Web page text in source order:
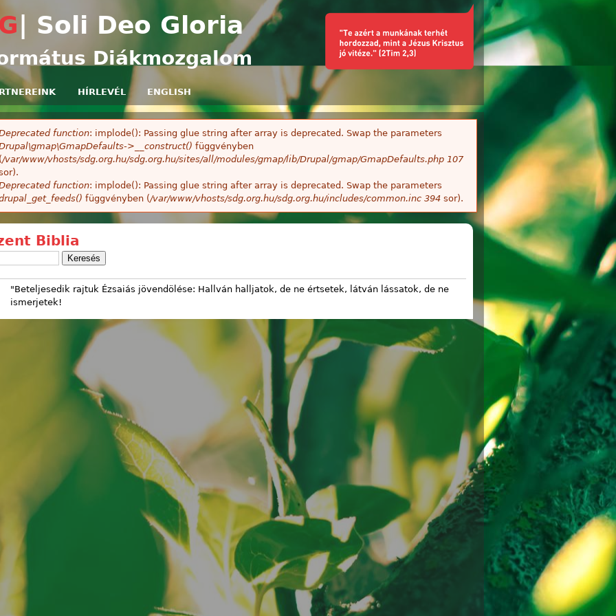
| Soli Deo Gloria
Diákmozgalom
HÍRLEVÉL ENGLISH
function: implode(): Passing glue string after array is deprecated. Swap the parameters
>__construct() függvényben
(/var/www/vhosts/sdg.org.hu/sdg.org.hu/sites/all/modules/gmap/lib/Drupal/gmap/GmapDefaults.php 107
function: implode(): Passing glue string after array is deprecated. Swap the parameters
függvényben (/var/www/vhosts/sdg.org.hu/sdg.org.hu/includes/common.inc 394 sor).
Biblia
"Beteljesedik rajtuk Ézsaiás jövendölése: Hallván halljatok, de ne értsetek, látván lássatok, de ne
ismerjetek!